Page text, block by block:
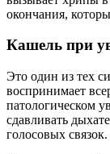
окончания,
Кашель при
Это один из тех
воспринимает
патологическом
сдавливать
голосовых связок.